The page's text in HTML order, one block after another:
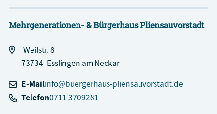
Mehrgenerationen- & Bürgerhaus Pliensauvorstadt
Weilstr. 8
73734 Esslingen am Neckar
E-Mailinfo@buergerhaus-pliensauvorstadt.de
Telefon0711 3709281